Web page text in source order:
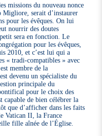
missions du nouveau nonce
Migliore, serait d’instaurer
pour les évêques. On lui
nourrir des doutes
sera en fonction. Le
pour les évêques,
2010, et c’est lui qui a
« tradi-compatibles » avec
membre de la
devenu un spécialiste du
principale du
pour le choix des
capable de bien célébrer la
que d’afficher dans les faits
Vatican II, la France
fille aînée de l’Église.